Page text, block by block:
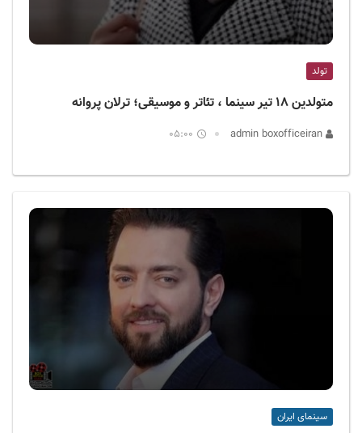
تولد
متولدین ۱۸ تیر سینما ، تئاتر و موسیقی؛ ترلان پروانه
05:00
سینمای ایران